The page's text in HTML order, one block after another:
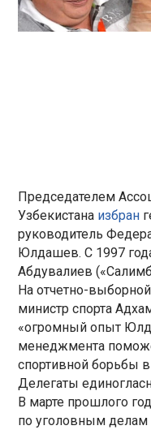
Председателем
Узбекистана избран
руководитель
Юлдашев. С 1997
Абдувалиев
На отчетно-
министр спорта
«огромный опыт
менеджмента
спортивной борьбы
Делегаты
В марте прошлого
по уголовным делам